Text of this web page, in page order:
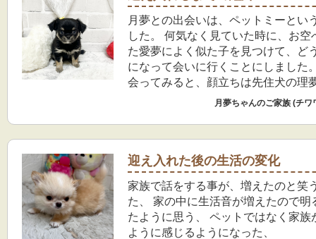
月夢との出会いは、ペットミーとい
した。 何気なく見ていた時に、お空
た愛夢によく似た子を見つけて、ど
になって会いに行くことにしました。 実際
会ってみると、顔立ちは先住犬の理
りで、不思議なご縁を感じました。 もともと
はあったものの、愛夢を見送ってま
な」と何日も悩みました。 家族ともたくさん
話し合い、悩んだ末に「この子を家
えよう」と決心し、月夢を迎えました。
は恋夢・理夢・月夢の3姉妹として
やかに過ごしています。
月夢ちゃんのご家族 (チワ
迎え入れた後の生活の変化
家族で話をする事が、増えたのと笑
た、 家の中に生活音が増えたので明
たように思う、 ペットではなく家族
ように感じるようになった、